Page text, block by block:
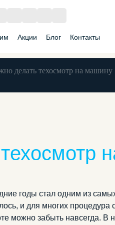
Акции Блог Контакты
Категория
Теоретические занятия
делать техосмотр на машину
годы стал одним из
и для многих процедура
можно забыть навсегда. В